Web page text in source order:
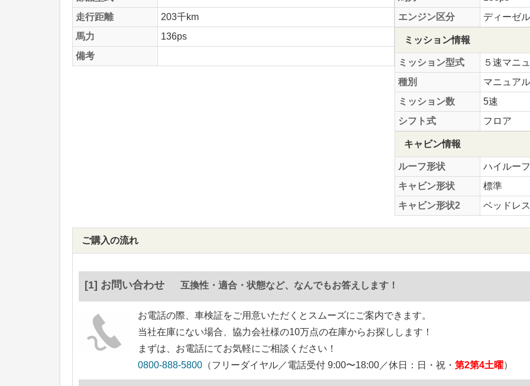
走行距離
203千km
馬力
136ps
備考
エンジン区分
ディーゼル
ミッション情報
ミッション型式
５速マニ
種別
マニュアル
ミッション数
5速
シフト式
フロア
キャビン情報
ルーフ形状
ハイルーフ
キャビン形状
標準
キャビン形状2
ベッドレス
ご購入の流れ
[1] お問い合わせ 互換性・適合・状態など、なんでもお答えします！
お電話の際、車検証をご用意いただくとスムーズにご案内できます。
当社在庫にない場合、協力会社様の10万点の在庫からお探しします！
まずは、お電話にてお気軽にご相談ください！
0800-888-5800 （フリーダイヤル／電話受付 9:00〜18:00／休日：日・祝・ 第2第4土曜）